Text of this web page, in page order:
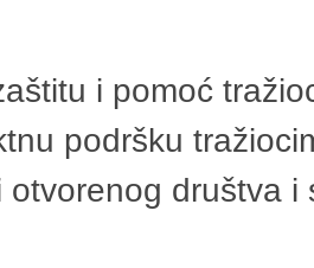
i pomoć
podršku
otvorenog društva